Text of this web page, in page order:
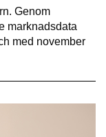
Genom
marknadsdata
med november